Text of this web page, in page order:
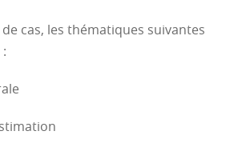
cas, les thématiques suivantes